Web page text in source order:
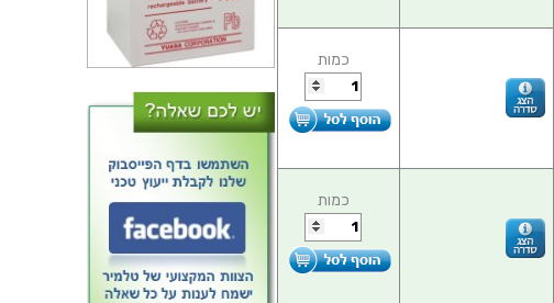
כמות
כמות